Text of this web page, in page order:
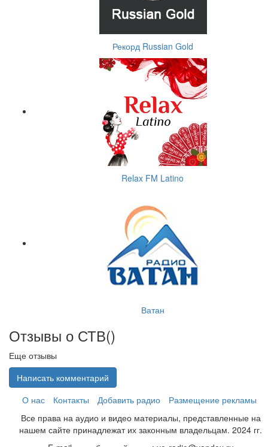
Рекорд Russian Gold
Relax FM Latino
Ватан
Отзывы о СТВ()
Еще отзывы
Написать комментарий
О нас
Контакты Добавить радио
Размещение рекламы
Все права на аудио и видео материалы, представленные на
нашем сайте принадлежат их законным владельцам. 2024 гг.